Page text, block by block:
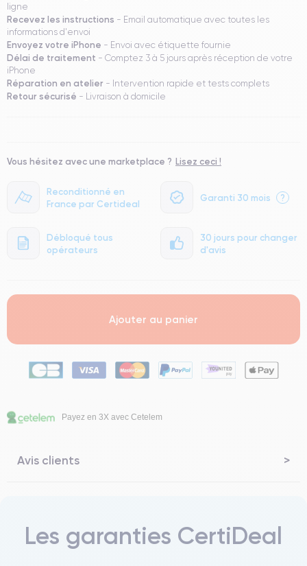
ligne
Recevez les instructions - Email automatique avec toutes les
informations d'envoi
Envoyez votre iPhone - Envoi avec étiquette fournie
Délai de traitement - Comptez 3 à 5 jours après réception de votre
iPhone
Réparation en atelier - Intervention rapide et tests complets
Retour sécurisé - Livraison à domicile
Reconditionné en
France par Certideal
Garanti 30 mois ?
Débloqué tous
opérateurs
30 jours pour changer
d'avis
Vous hésitez avec une marketplace ? Lisez ceci !
Ajouter au panier
Payez en 3X avec Cetelem
Avis clients
Les garanties CertiDeal